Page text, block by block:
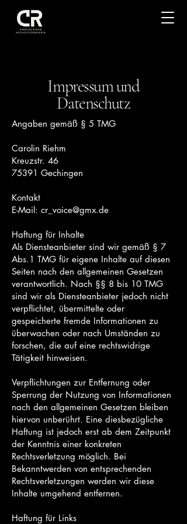
CR Voice
Impressum und
Datenschutz
Angaben gemäß § 5 TMG
Carolin Riehm
Kreuzstr. 46
75391 Gechingen
Kontakt
E-Mail: cr_voice@gmx.de
Haftung für Inhalte
Als Diensteanbieter sind wir gemäß § 7
Abs.1 TMG für eigene Inhalte auf diesen
Seiten nach den allgemeinen Gesetzen
verantwortlich. Nach §§ 8 bis 10 TMG
sind wir als Diensteanbieter jedoch nicht
verpflichtet, übermittelte oder
gespeicherte fremde Informationen zu
überwachen oder nach Umständen zu
forschen, die auf eine rechtswidrige
Tätigkeit hinweisen.
Verpflichtungen zur Entfernung oder
Sperrung der Nutzung von Informationen
nach den allgemeinen Gesetzen bleiben
hiervon unberührt. Eine diesbezügliche
Haftung ist jedoch erst ab dem Zeitpunkt
der Kenntnis einer konkreten
Rechtsverletzung möglich. Bei
Bekanntwerden von entsprechenden
Rechtsverletzungen werden wir diese
Inhalte umgehend entfernen.
Haftung für Links